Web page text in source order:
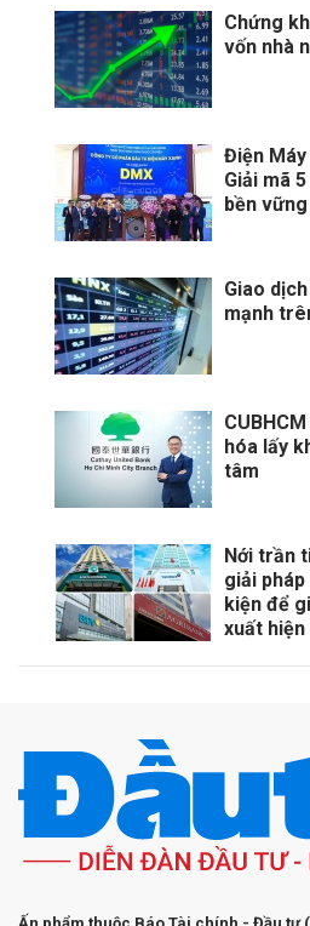
Chứng
vốn nhà
Điện Máy
Giải mã
bền
Giao
mạnh
hóa lấy
tâm
Nới trần
giải
kiện để
xuất hiện